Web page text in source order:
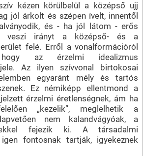
kézen körülbelül a középső ujj
jól árkolt és szépen ívelt, innentől
és - ha jól látom - erős
veszi irányt a középső- és a
felé. Erről a vonalformációról
az érzelmi idealizmus
Az ilyen szívvonal birtokosai
egyaránt mély és tartós
Ez némiképp ellentmond a
érzelmi éretlenségnek, ám ha
„kezelik”, meglelhetik a
nem kalandvágyóak, a
fejezik ki. A társadalmi
fontosnak tartják, igyekeznek